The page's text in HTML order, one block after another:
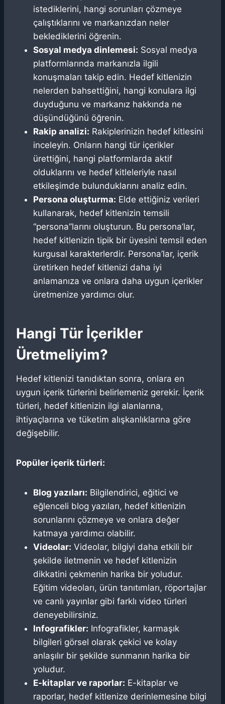
istediklerini, hangi sorunları çözmeye
çalıştıklarını ve markanızdan neler
beklediklerini öğrenin.
Sosyal medya dinlemesi: Sosyal medya
platformlarında markanızla ilgili
konuşmaları takip edin. Hedef kitlenizin
nelerden bahsettiğini, hangi konulara ilgi
duyduğunu ve markanız hakkında ne
düşündüğünü öğrenin.
Rakip analizi: Rakiplerinizin hedef kitlesini
inceleyin. Onların hangi tür içerikler
ürettiğini, hangi platformlarda aktif
olduklarını ve hedef kitleleriyle nasıl
etkileşimde bulunduklarını analiz edin.
Persona oluşturma: Elde ettiğiniz verileri
kullanarak, hedef kitlenizin temsili
“persona”larını oluşturun. Bu persona’lar,
hedef kitlenizin tipik bir üyesini temsil eden
kurgusal karakterlerdir. Persona’lar, içerik
üretirken hedef kitlenizi daha iyi
anlamanıza ve onlara daha uygun içerikler
üretmenize yardımcı olur.
Hangi Tür İçerikler
Üretmeliyim?
Hedef kitlenizi tanıdıktan sonra, onlara en
uygun içerik türlerini belirlemeniz gerekir. İçerik
türleri, hedef kitlenizin ilgi alanlarına,
ihtiyaçlarına ve tüketim alışkanlıklarına göre
değişebilir.
Popüler içerik türleri:
Blog yazıları: Bilgilendirici, eğitici ve
eğlenceli blog yazıları, hedef kitlenizin
sorunlarını çözmeye ve onlara değer
katmaya yardımcı olabilir.
Videolar: Videolar, bilgiyi daha etkili bir
şekilde iletmenin ve hedef kitlenizin
dikkatini çekmenin harika bir yoludur.
Eğitim videoları, ürün tanıtımları, röportajlar
ve canlı yayınlar gibi farklı video türleri
deneyebilirsiniz.
Infografikler: Infografikler, karmaşık
bilgileri görsel olarak çekici ve kolay
anlaşılır bir şekilde sunmanın harika bir
yoludur.
E-kitaplar ve raporlar: E-kitaplar ve
raporlar, hedef kitlenize derinlemesine bilgi